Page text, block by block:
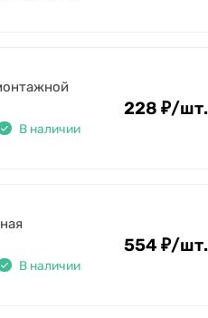
В наличии
228 ₽/шт.
В наличии
554 ₽/шт.